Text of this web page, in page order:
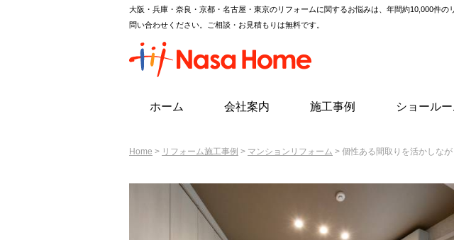
大阪・兵庫・奈良・京都・名古屋・東京のリフォームに関するお悩みは、年間約10,000件
問い合わせください。ご相談・お見積もりは無料です。
ホーム 会社案内 施工事例 ショール
Home > リフォーム施工事例 > マンションリフォーム > 個性ある間取りを活かしな